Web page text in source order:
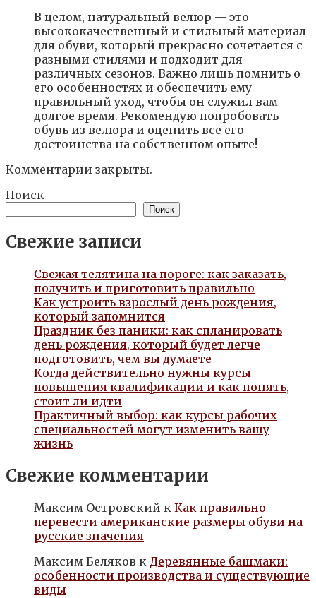
В целом, натуральный велюр — это
высококачественный и стильный материал
для обуви, который прекрасно сочетается с
разными стилями и подходит для
различных сезонов. Важно лишь помнить о
его особенностях и обеспечить ему
правильный уход, чтобы он служил вам
долгое время. Рекомендую попробовать
обувь из велюра и оценить все его
достоинства на собственном опыте!
Комментарии закрыты.
Поиск
Поиск
Свежие записи
Свежая телятина на пороге: как заказать,
получить и приготовить правильно
Как устроить взрослый день рождения,
который запомнится
Праздник без паники: как спланировать
день рождения, который будет легче
подготовить, чем вы думаете
Когда действительно нужны курсы
повышения квалификации и как понять,
стоит ли идти
Практичный выбор: как курсы рабочих
специальностей могут изменить вашу
жизнь
Свежие комментарии
Максим Островский к Как правильно
перевести американские размеры обуви на
русские значения
Максим Беляков к Деревянные башмаки:
особенности производства и существующие
виды